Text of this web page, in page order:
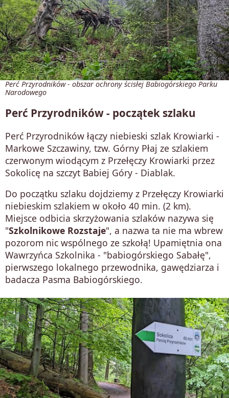
Perć Przyrodników - obszar ochrony ścisłej Babiogórskiego Parku
Narodowego
Perć Przyrodników - początek szlaku
Perć Przyrodników łączy niebieski szlak Krowiarki -
Markowe Szczawiny, tzw. Górny Płaj ze szlakiem
czerwonym wiodącym z Przełęczy Krowiarki przez
Sokolicę na szczyt Babiej Góry - Diablak.
Do początku szlaku dojdziemy z Przełęczy Krowiarki
niebieskim szlakiem w około 40 min. (2 km).
Miejsce odbicia skrzyżowania szlaków nazywa się
"Szkolnikowe Rozstaje", a nazwa ta nie ma wbrew
pozorom nic wspólnego ze szkołą! Upamiętnia ona
Wawrzyńca Szkolnika - "babiogórskiego Sabałę",
pierwszego lokalnego przewodnika, gawędziarza i
badacza Pasma Babiogórskiego.